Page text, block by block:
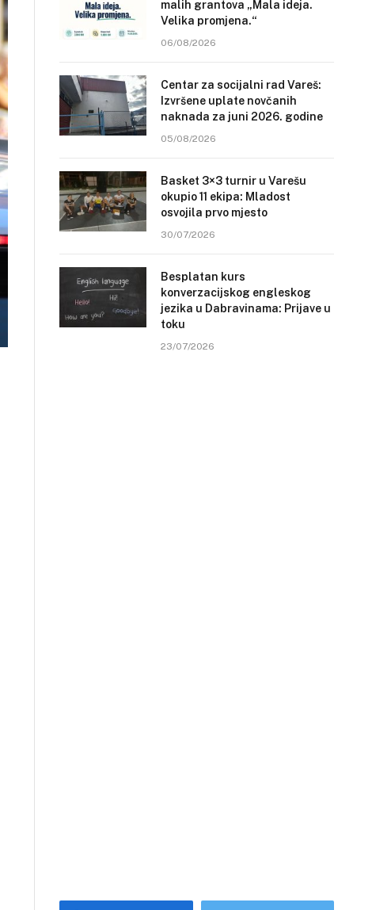
malih grantova „Mala ideja.
Velika promjena.“
06/08/2026
Centar za socijalni rad Vareš:
Izvršene uplate novčanih
naknada za juni 2026. godine
05/08/2026
Basket 3×3 turnir u Varešu
okupio 11 ekipa: Mladost
osvojila prvo mjesto
30/07/2026
Besplatan kurs
konverzacijskog engleskog
jezika u Dabravinama: Prijave u
toku
23/07/2026